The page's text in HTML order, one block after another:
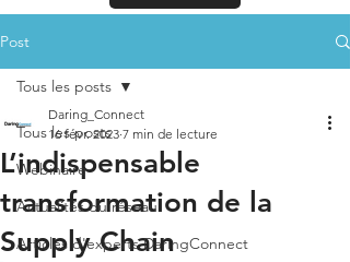
Post
Tous les posts
Webinaire
Actualités du réseau
Articles d'experts DaringConnect
Tous les posts
L’indispensable
transformation de la
Supply Chain
Daring_Connect
16 févr. 2023 7 min de lecture